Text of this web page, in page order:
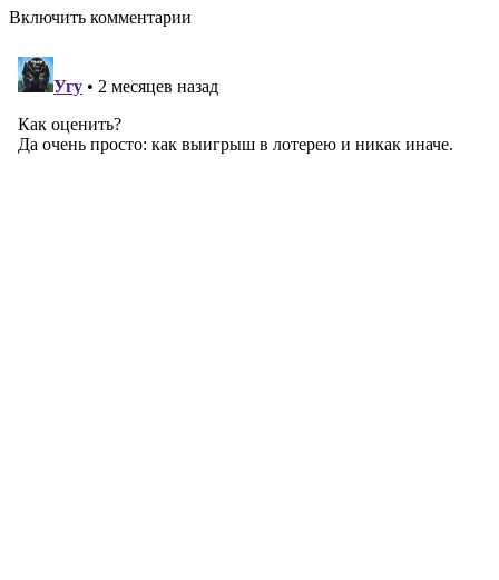
Включить комментарии